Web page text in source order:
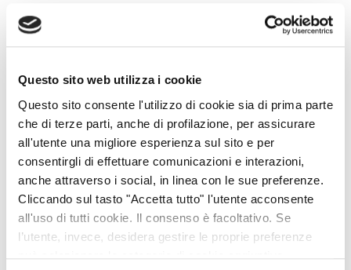
Questo sito web utilizza i cookie
Questo sito consente l'utilizzo di cookie sia di prima parte
che di terze parti, anche di profilazione, per assicurare
all'utente una migliore esperienza sul sito e per
consentirgli di effettuare comunicazioni e interazioni,
anche attraverso i social, in linea con le sue preferenze.
Cliccando sul tasto "Accetta tutto" l'utente acconsente
all'uso di tutti cookie. Il consenso è facoltativo. Se
l’utente, invece, desidera gestire le proprie preferenze
può selezionare le categorie di cookie aggiuntive,
4) Investimenti nel mercato del debito privato
A parità di condizioni, MEDVIDA Partners preferirà gli
Energia rinnovabile
Trasporto non inquinante
Gestione sostenibile dell’acqua e delle acque reflue
Tutela e ripristino della biodiversità, degli
ecosistemi e gestione ambientalmente sostenibile